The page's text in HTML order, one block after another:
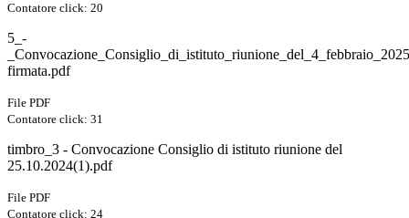
Contatore click: 20
5_-
_Convocazione_Consiglio_di_istituto_riunione_del_4_febbraio_2025
firmata.pdf
File PDF
Contatore click: 31
timbro_3 - Convocazione Consiglio di istituto riunione del
25.10.2024(1).pdf
File PDF
Contatore click: 24